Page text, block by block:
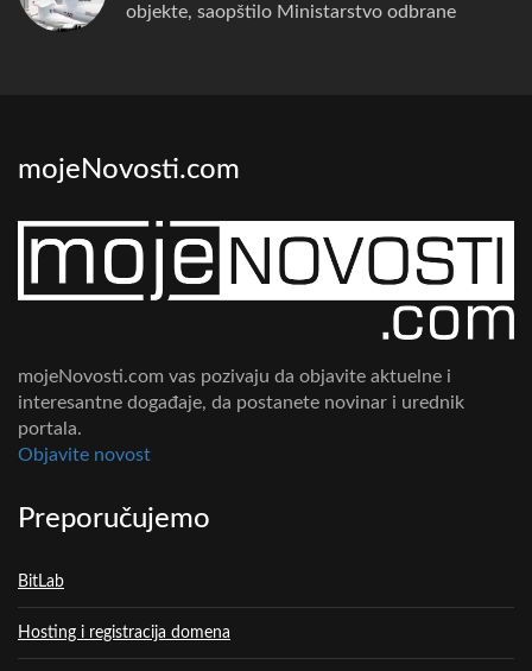
objekte, saopštilo Ministarstvo odbrane
mojeNovosti.com
mojeNovosti.com vas pozivaju da objavite aktuelne i
interesantne događaje, da postanete novinar i urednik
portala.
Objavite novost
Preporučujemo
BitLab
Hosting i registracija domena